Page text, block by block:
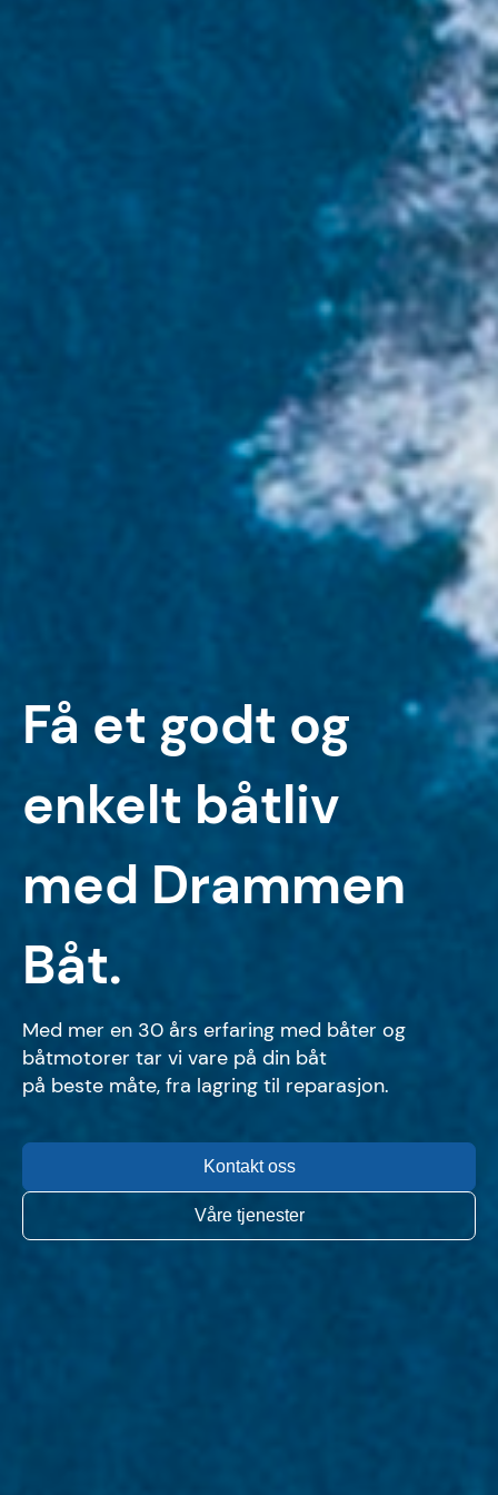
Få et godt og
enkelt båtliv
med Drammen
Båt.
Med mer en 30 års erfaring med båter og
båtmotorer tar vi vare på din båt
på beste måte, fra lagring til reparasjon.
Kontakt oss
Våre tjenester